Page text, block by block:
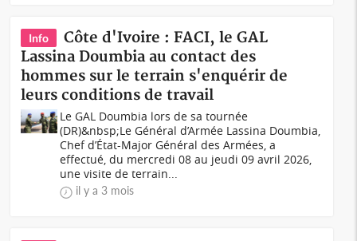
Info
Côte d'Ivoire : FACI, le GAL
Lassina Doumbia au contact des
hommes sur le terrain s'enquérir de
leurs conditions de travail
Le GAL Doumbia lors de sa tournée
(DR)&nbsp;Le Général d’Armée Lassina Doumbia,
Chef d’État-Major Général des Armées, a
effectué, du mercredi 08 au jeudi 09 avril 2026,
une visite de terrain...
il y a 3 mois